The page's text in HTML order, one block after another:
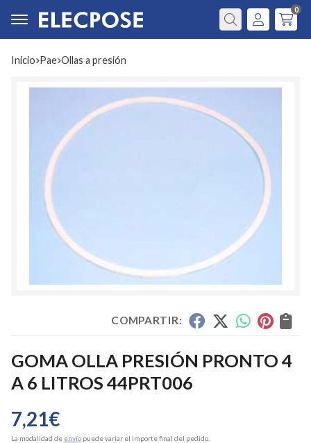
Buscar
0
Inicio pae ollas a presión
COMPARTIR:
GOMA OLLA PRESIÓN PRONTO 4
A 6 LITROS 44PRT006
7,21€
La modalidad de envío puede variar el importe final del pedido.